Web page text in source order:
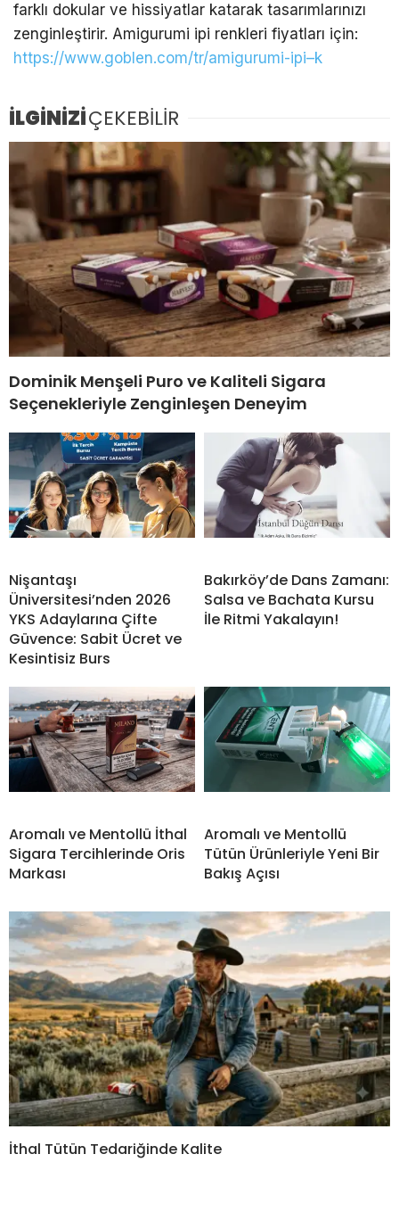
farklı dokular ve hissiyatlar katarak tasarımlarınızı
zenginleştirir. Amigurumi ipi renkleri fiyatları için:
https://www.goblen.com/tr/amigurumi-ipi–k
İLGİNİZİÇEKEBİLİR
Dominik Menşeli Puro ve Kaliteli Sigara
Seçenekleriyle Zenginleşen Deneyim
Nişantaşı
Üniversitesi’nden 2026
YKS Adaylarına Çifte
Güvence: Sabit Ücret ve
Kesintisiz Burs
Bakırköy’de Dans Zamanı:
Salsa ve Bachata Kursu
İle Ritmi Yakalayın!
Aromalı ve Mentollü İthal
Sigara Tercihlerinde Oris
Markası
Aromalı ve Mentollü
Tütün Ürünleriyle Yeni Bir
Bakış Açısı
İthal Tütün Tedariğinde Kalite